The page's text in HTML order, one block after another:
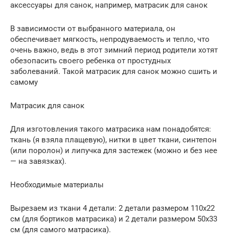
аксессуары для санок, например, матрасик для санок
В зависимости от выбранного материала, он
обеспечивает мягкость, непродуваемость и тепло, что
очень важно, ведь в этот зимний период родители хотят
обезопасить своего ребенка от простудных
заболеваний. Такой матрасик для санок можно сшить и
самому
Матрасик для санок
Для изготовления такого матрасика нам понадобятся:
ткань (я взяла плащевую), нитки в цвет ткани, синтепон
(или поролон) и липучка для застежек (можно и без нее
— на завязках).
Необходимые материалы
Вырезаем из ткани 4 детали: 2 детали размером 110х22
см (для бортиков матрасика) и 2 детали размером 50х33
см (для самого матрасика).